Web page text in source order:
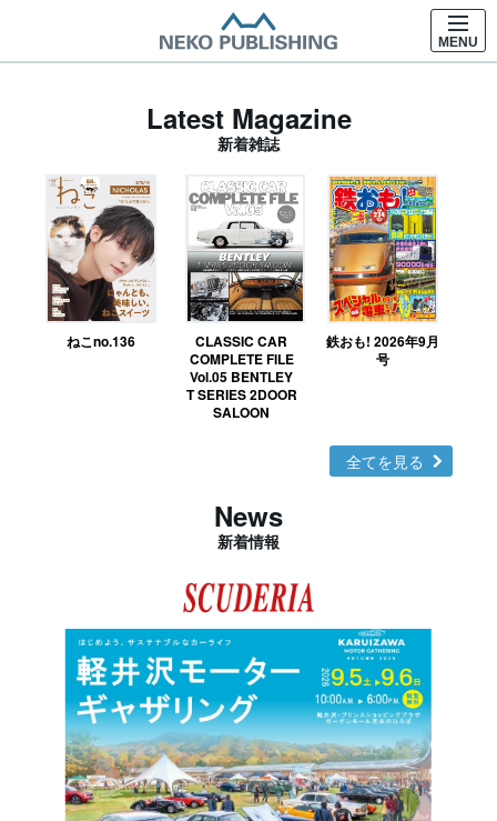
MENU
Latest Magazine
新着雑誌
ねこno.136
CLASSIC CAR
COMPLETE FILE
Vol.05 BENTLEY
T SERIES 2DOOR
SALOON
鉄おも! 2026年9月
号
全てを見る
News
新着情報